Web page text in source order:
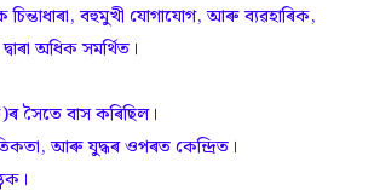
চিন্তাধাৰা, বহুমুখী যোগাযোগ, আৰু ব্যৱহাৰিক,
অধিক সমৰ্থিত।
সৈতে বাস কৰিছিল।
আৰু যুদ্ধৰ ওপৰত কেন্দ্ৰিত।